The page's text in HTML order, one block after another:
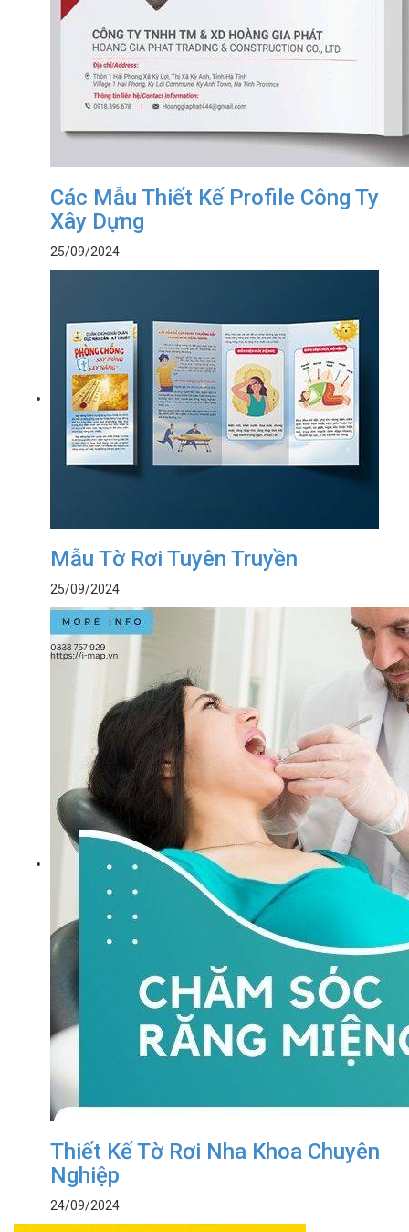
Các Mẫu Thiết Kế Profile Công Ty
Xây Dựng
25/09/2024
Mẫu Tờ Rơi Tuyên Truyền
25/09/2024
Thiết Kế Tờ Rơi Nha Khoa Chuyên
Nghiệp
24/09/2024